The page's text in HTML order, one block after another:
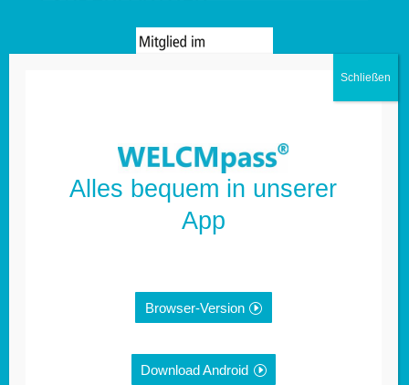
Weitere Informationen:
Datenschutz
Anmeldung Newsletter
Alles bequem in unserer
App
Browser-Version
Download Android